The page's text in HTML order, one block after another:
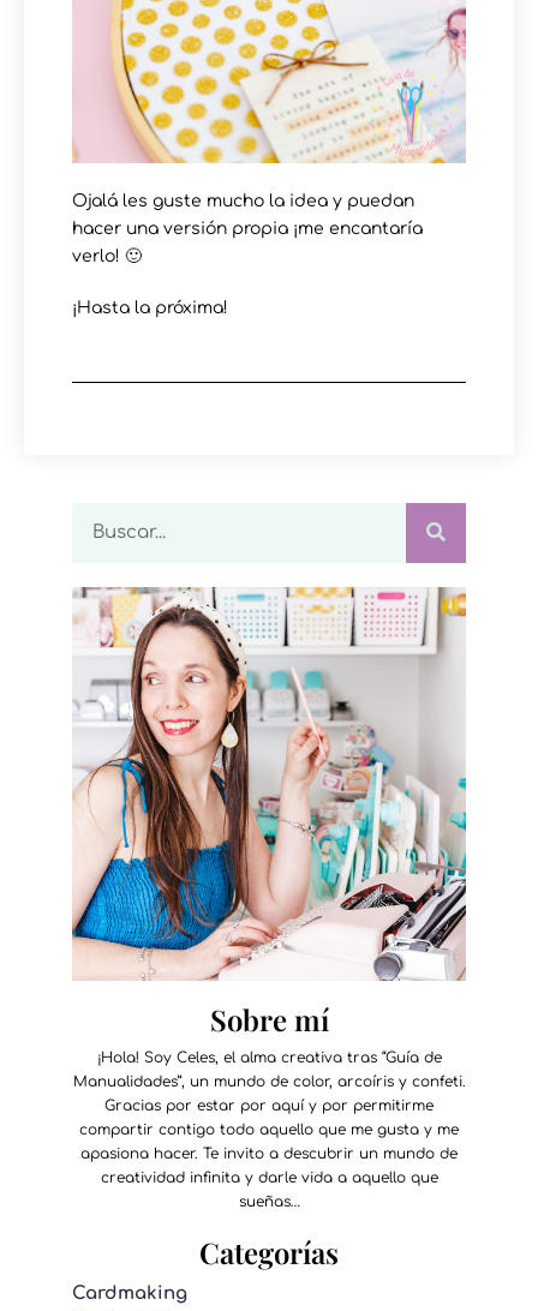
Ojalá les guste mucho la idea y puedan
hacer una versión propia ¡me encantaría
verlo! 🙂
¡Hasta la próxima!
Sobre mí
¡Hola! Soy Celes, el alma creativa tras “Guía de
Manualidades”, un mundo de color, arcoíris y confeti.
Gracias por estar por aquí y por permitirme
compartir contigo todo aquello que me gusta y me
apasiona hacer. Te invito a descubrir un mundo de
creatividad infinita y darle vida a aquello que
sueñas…
Categorías
Cardmaking